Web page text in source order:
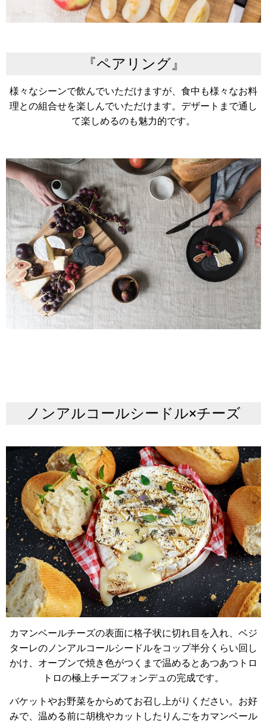
『ペアリング』
様々なシーンで飲んでいただけますが、食中も様々なお料
理との組合せを楽しんでいただけます。デザートまで通し
て楽しめるのも魅力的です。
ノンアルコールシードル×チーズ
カマンベールチーズの表面に格子状に切れ目を入れ、ベジ
ターレのノンアルコールシードルをコップ半分くらい回し
かけ、オーブンで焼き色がつくまで温めるとあつあつトロ
トロの極上チーズフォンデュの完成です。
バケットやお野菜をからめてお召し上がりください。お好
みで、温める前に胡桃やカットしたりんごをカマンベール